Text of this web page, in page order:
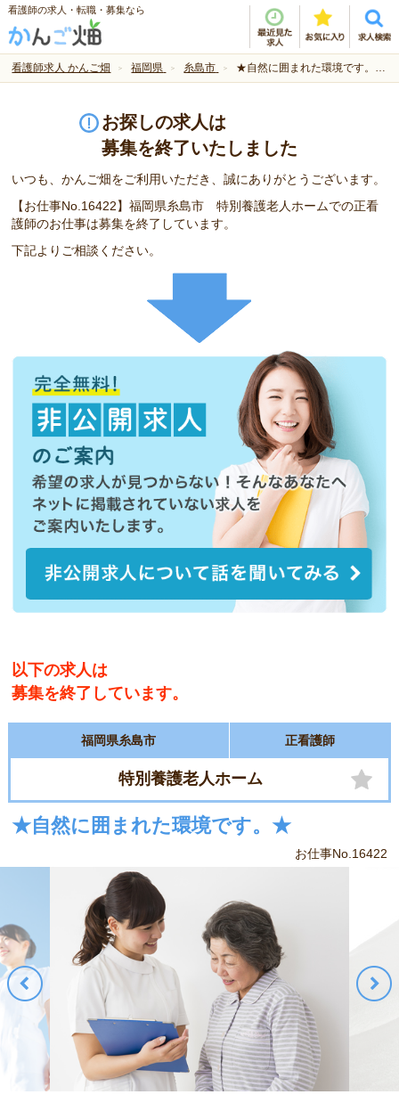
看護師の求人・転職・募集なら
看護師求人 かんご畑 福岡県 糸島市 ★自然に囲まれた環境です。★
お探しの求人は
募集を終了いたしました
いつも、かんご畑をご利用いただき、誠にありがとうございます。
【お仕事No.16422】福岡県糸島市 特別養護老人ホームでの正看
護師のお仕事は募集を終了しています。
下記よりご相談ください。
以下の求人は
募集を終了しています。
福岡県糸島市 正看護師
特別養護老人ホーム
★自然に囲まれた環境です。★
お仕事No.16422